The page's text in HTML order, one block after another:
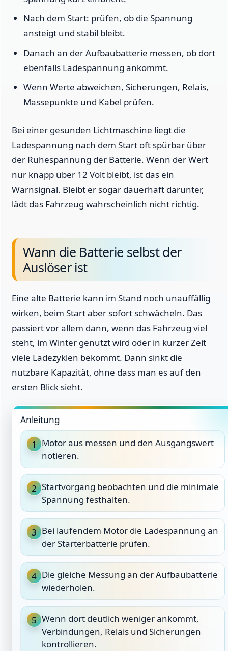
Nach dem Start: prüfen, ob die Spannung
ansteigt und stabil bleibt.
Danach an der Aufbaubatterie messen, ob dort
ebenfalls Ladespannung ankommt.
Wenn Werte abweichen, Sicherungen, Relais,
Massepunkte und Kabel prüfen.
Bei einer gesunden Lichtmaschine liegt die
Ladespannung nach dem Start oft spürbar über
der Ruhespannung der Batterie. Wenn der Wert
nur knapp über 12 Volt bleibt, ist das ein
Warnsignal. Bleibt er sogar dauerhaft darunter,
lädt das Fahrzeug wahrscheinlich nicht richtig.
Wann die Batterie selbst der
Auslöser ist
Eine alte Batterie kann im Stand noch unauffällig
wirken, beim Start aber sofort schwächeln. Das
passiert vor allem dann, wenn das Fahrzeug viel
steht, im Winter genutzt wird oder in kurzer Zeit
viele Ladezyklen bekommt. Dann sinkt die
nutzbare Kapazität, ohne dass man es auf den
ersten Blick sieht.
Anleitung
1 Motor aus messen und den Ausgangswert
notieren.
2 Startvorgang beobachten und die minimale
Spannung festhalten.
3 Bei laufendem Motor die Ladespannung an
der Starterbatterie prüfen.
4 Die gleiche Messung an der Aufbaubatterie
wiederholen.
5 Wenn dort deutlich weniger ankommt,
Verbindungen, Relais und Sicherungen
kontrollieren.